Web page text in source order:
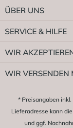
ÜBER UNS
SERVICE & HILFE
WIR
WIR VERSENDEN
* Preisangaben
Lieferadresse kann
und ggf.